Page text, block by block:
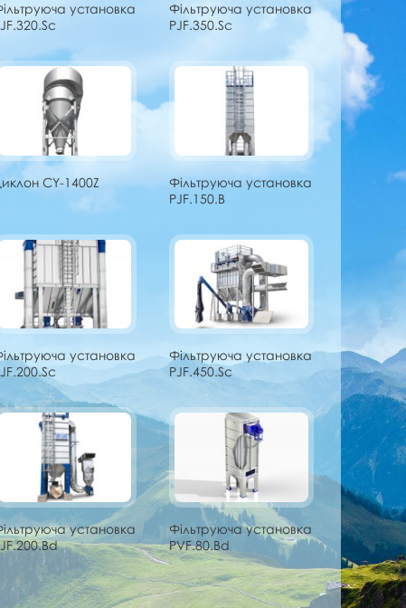
установка
Фільтруюча установка
PJF.350.Sc
CY-1400Z
Фільтруюча установка
PJF.150.B
установка
Фільтруюча установка
PJF.450.Sc
установка
Фільтруюча установка
PVF.80.Bd